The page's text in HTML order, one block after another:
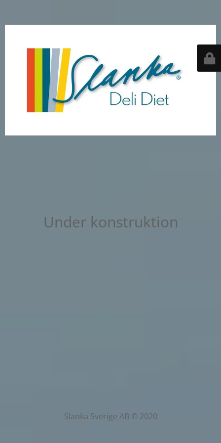
Under konstruktion
Slanka Sverige AB © 2020